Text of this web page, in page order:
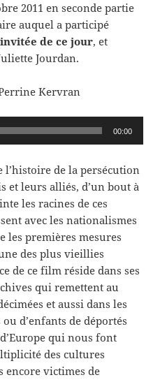
2011 en seconde partie
auquel a participé
de ce jour, et
Jourdan.
Kervran
00:00
l’histoire de la persécution
et leurs alliés, d’un bout à
les racines de ces
avec les nationalismes
les premières mesures
des plus vieillies
de ce film réside dans ses
qui remettent au
et aussi dans les
d’enfants de déportés
qui nous font
des cultures
encore victimes de